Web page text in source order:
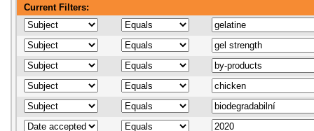
Current Filters: